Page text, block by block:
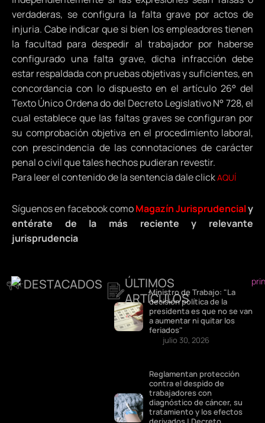
verdaderas, se configura la falta grave por actos de
injuria. Cabe indicar que si bien los empleadores tienen
la facultad para despedir al trabajador por haberse
configurado una falta grave, dicha infracción debe
estar respaldada con pruebas objetivas y suficientes, en
concordancia con lo dispuesto en el artículo 26° del
Texto Único Ordena do del Decreto Legislativo N° 728, el
cual establece que las faltas graves se configuran por
su comprobación objetiva en el procedimiento laboral,
con prescindencia de las connotaciones de carácter
penal o civil que tales hechos pudieran revestir.
Para leer el contenido de la sentencia dale clickAQUÍ
Síguenos en facebook comoMagazín Jurisprudencialy
entérate de la más reciente y relevante
jurisprudencia
DESTACADOS
ÚLTIMOS
ARTÍCULOS
Ministro de Trabajo: "La
decisión política de la
presidenta es que no se van
a aumentar ni quitar los
feriados"
julio 30, 2026
Reglamentan protección
contra el despido de
trabajadores con
diagnóstico de cáncer, su
tratamiento y los efectos